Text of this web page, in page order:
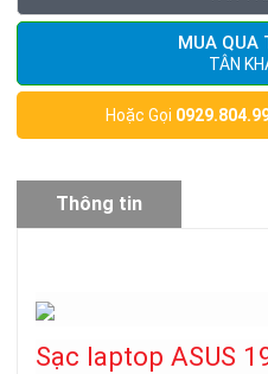
MUA QUA
TÂN
Hoặc Gọi
Thông tin
Sạc laptop ASUS